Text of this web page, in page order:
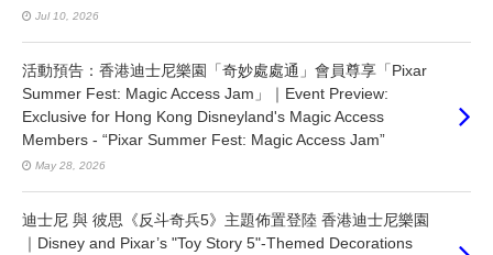
Jul 10, 2026
活動預告：香港迪士尼樂園「奇妙處處通」會員尊享「Pixar
Summer Fest: Magic Access Jam」｜Event Preview:
Exclusive for Hong Kong Disneyland's Magic Access
Members - “Pixar Summer Fest: Magic Access Jam”
May 28, 2026
迪士尼 與 彼思《反斗奇兵5》主題佈置登陸 香港迪士尼樂園
｜Disney and Pixar’s "Toy Story 5"-Themed Decorations